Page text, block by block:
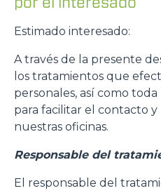
Estimado interesado:
A través de la presente
los tratamientos que
personales, así como
para facilitar el contacto
nuestras oficinas.
Responsable del
El responsable del